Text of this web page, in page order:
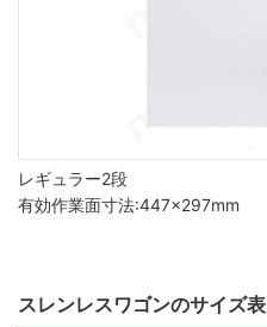
レギュラー2段
有効作業面寸法:447×297mm
スレンレスワゴンのサイズ表